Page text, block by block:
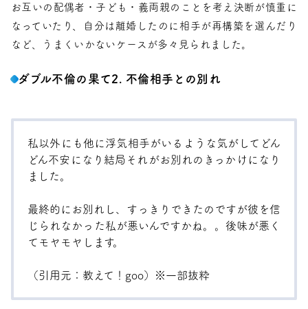
お互いの配偶者・子ども・義両親のことを考え決断が慎重に
なっていたり、自分は離婚したのに相手が再構築を選んだり
など、うまくいかないケースが多々見られました。
ダブル不倫の果て2. 不倫相手との別れ
私以外にも他に浮気相手がいるような気がしてどん
どん不安になり結局それがお別れのきっかけになり
ました。
最終的にお別れし、すっきりできたのですが彼を信
じられなかった私が悪いんですかね。。後味が悪く
てモヤモヤします。
（引用元： 教えて！goo）※一部抜粋